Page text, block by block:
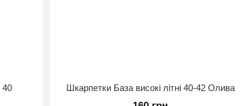
40 Шкарпетки База високі літні 40-42 Олива